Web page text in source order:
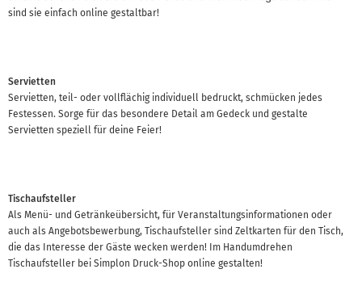
sind sie einfach online gestaltbar!
Servietten
Servietten, teil- oder vollflächig individuell bedruckt, schmücken jedes
Festessen. Sorge für das besondere Detail am Gedeck und gestalte
Servietten speziell für deine Feier!
Tischaufsteller
Als Menü- und Getränkeübersicht, für Veranstaltungsinformationen oder
auch als Angebotsbewerbung, Tischaufsteller sind Zeltkarten für den Tisch,
die das Interesse der Gäste wecken werden! Im Handumdrehen
Tischaufsteller bei Simplon Druck-Shop online gestalten!